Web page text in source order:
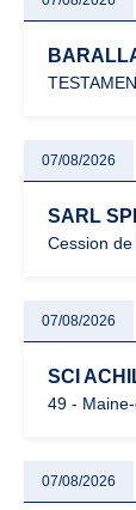
07/08/2026
SARL
Cession
07/08/2026
SCI
49 -
07/08/2026